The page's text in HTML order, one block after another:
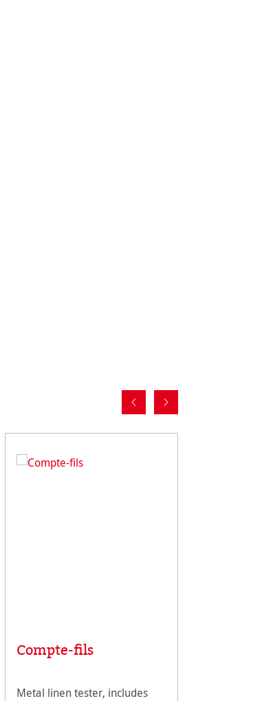
Compte-fils
Metal linen tester, includes